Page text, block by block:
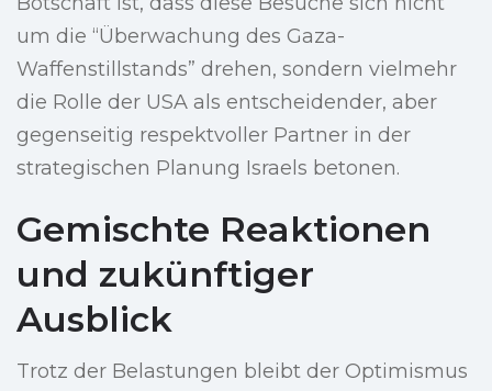
um die “Überwachung des Gaza-
Waffenstillstands” drehen, sondern vielmehr
die Rolle der USA als entscheidender, aber
gegenseitig respektvoller Partner in der
strategischen Planung Israels betonen.
Gemischte Reaktionen
und zukünftiger
Ausblick
Trotz der Belastungen bleibt der Optimismus